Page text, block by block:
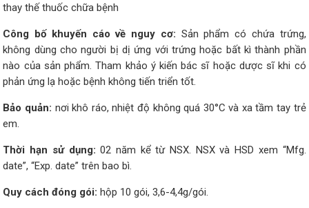
thay thế thuốc chữa bệnh
Công bố khuyến cáo về nguy cơ: Sản phẩm có chứa trứng,
không dùng cho người bị dị ứng với trứng hoặc bất kì thành phần
nào của sản phẩm. Tham khảo ý kiến bác sĩ hoặc dược sĩ khi có
phản ứng lạ hoặc bệnh không tiến triển tốt.
Bảo quản: nơi khô ráo, nhiệt độ không quá 30°C và xa tầm tay trẻ
em.
Thời hạn sử dụng: 02 năm kể từ NSX. NSX và HSD xem “Mfg.
date”, “Exp. date” trên bao bì.
Quy cách đóng gói: hộp 10 gói, 3,6-4,4g/gói.